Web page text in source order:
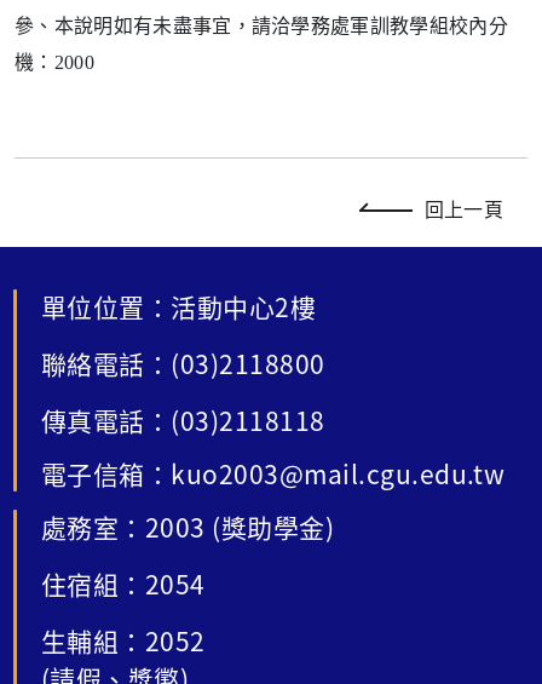
參、本說明如有未盡事宜，請洽學務處軍訓教學組校內分
機： 2000
回上一頁
單位位置：活動中心2樓
聯絡電話：(03)2118800
傳真電話：(03)2118118
電子信箱：kuo2003@mail.cgu.edu.tw
處務室：2003 (獎助學金)
住宿組：2054
生輔組：2052